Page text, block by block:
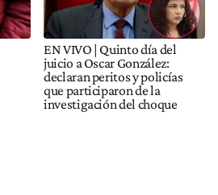
EN VIVO | Quinto día del
juicio a Oscar González:
declaran peritos y policías
que participaron de la
investigación del choque